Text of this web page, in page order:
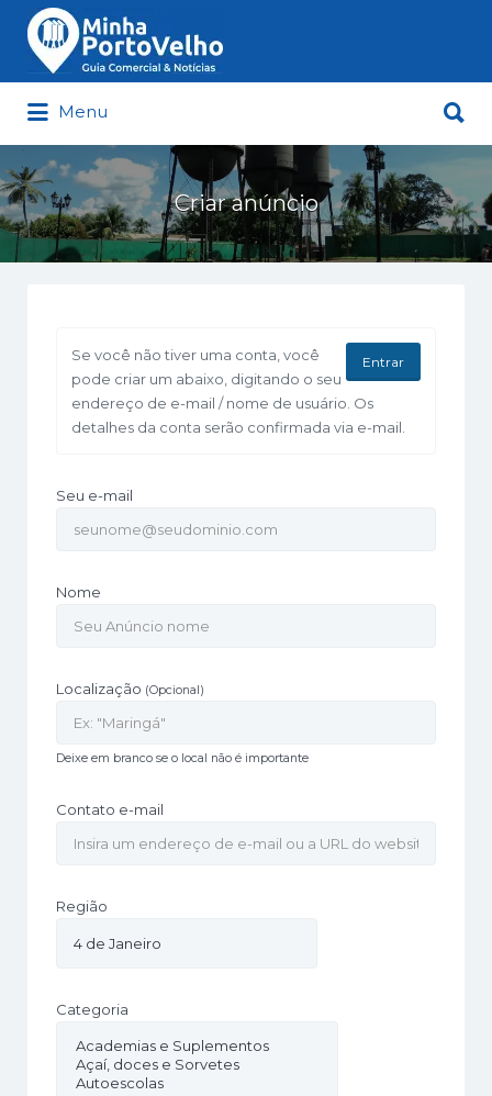
Minha Porto Velho – Seu Guia
Comercial e Notícias de Porto Velho
Buscar
por:
Menu
por:
Criar anúncio
Entrar
Se você não tiver uma conta, você
pode criar um abaixo, digitando o seu
endereço de e-mail / nome de usuário. Os
detalhes da conta serão confirmada via e-mail.
Seu e-mail
Nome
Localização (Opcional)
Deixe em branco se o local não é importante
Contato e-mail
Região
Categoria